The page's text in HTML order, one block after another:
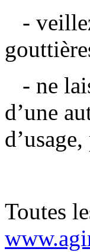
-
- ne
d’une
Toutes